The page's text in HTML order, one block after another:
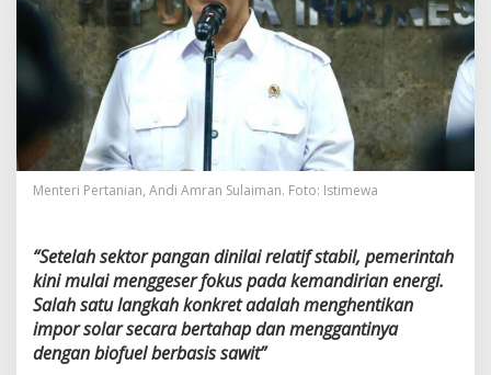
n
e
r
g
,
K
m
e
n
P
e
r
c
e
Menteri Pertanian, Andi Amran Sulaiman. Foto: Istimewa
“Setelah sektor pangan dinilai relatif stabil, pemerintah
kini mulai menggeser fokus pada kemandirian energi.
Salah satu langkah konkret adalah menghentikan
impor solar secara bertahap dan menggantinya
dengan biofuel berbasis sawit”